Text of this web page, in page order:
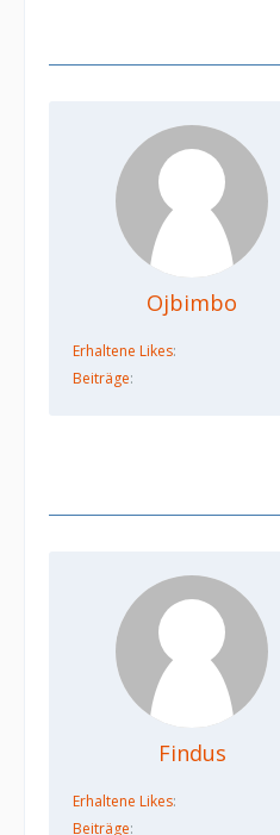
Ojbimbo
Erhaltene Likes
Beiträge
Findus
Erhaltene Likes
Beiträge